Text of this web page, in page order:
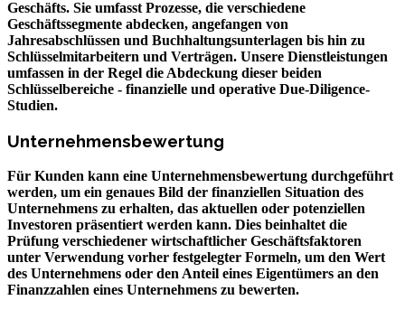
Geschäfts. Sie umfasst Prozesse, die verschiedene
Geschäftssegmente abdecken, angefangen von
Jahresabschlüssen und Buchhaltungsunterlagen bis hin zu
Schlüsselmitarbeitern und Verträgen. Unsere Dienstleistungen
umfassen in der Regel die Abdeckung dieser beiden
Schlüsselbereiche - finanzielle und operative Due-Diligence-
Studien.
Unternehmensbewertung
Für Kunden kann eine Unternehmensbewertung durchgeführt
werden, um ein genaues Bild der finanziellen Situation des
Unternehmens zu erhalten, das aktuellen oder potenziellen
Investoren präsentiert werden kann. Dies beinhaltet die
Prüfung verschiedener wirtschaftlicher Geschäftsfaktoren
unter Verwendung vorher festgelegter Formeln, um den Wert
des Unternehmens oder den Anteil eines Eigentümers an den
Finanzzahlen eines Unternehmens zu bewerten.